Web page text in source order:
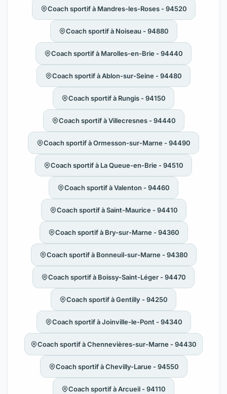
Coach sportif à Mandres-les-Roses - 94520
Coach sportif à Noiseau - 94880
Coach sportif à Marolles-en-Brie - 94440
Coach sportif à Ablon-sur-Seine - 94480
Coach sportif à Rungis - 94150
Coach sportif à Villecresnes - 94440
Coach sportif à Ormesson-sur-Marne - 94490
Coach sportif à La Queue-en-Brie - 94510
Coach sportif à Valenton - 94460
Coach sportif à Saint-Maurice - 94410
Coach sportif à Bry-sur-Marne - 94360
Coach sportif à Bonneuil-sur-Marne - 94380
Coach sportif à Boissy-Saint-Léger - 94470
Coach sportif à Gentilly - 94250
Coach sportif à Joinville-le-Pont - 94340
Coach sportif à Chennevières-sur-Marne - 94430
Coach sportif à Chevilly-Larue - 94550
Coach sportif à Arcueil - 94110